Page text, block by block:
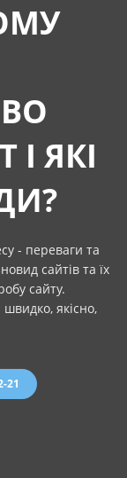
ЯКІ
- переваги та
сайтів та їх
сайту.
якісно,
21